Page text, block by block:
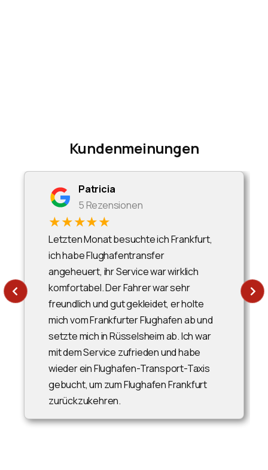
Kundenmeinungen
Patricia
5 Rezensionen
★★★★★
Letzten Monat besuchte ich Frankfurt,
ich habe Flughafentransfer
angeheuert, ihr Service war wirklich
komfortabel. Der Fahrer war sehr
freundlich und gut gekleidet, er holte
mich vom Frankfurter Flughafen ab und
setzte mich in Rüsselsheim ab. Ich war
mit dem Service zufrieden und habe
wieder ein Flughafen-Transport-Taxis
gebucht, um zum Flughafen Frankfurt
zurückzukehren.